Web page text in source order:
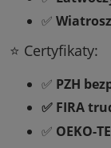
✅
⭐ Certyfikaty:
✅ PZH
✅ FIRA
✅ OEKO-